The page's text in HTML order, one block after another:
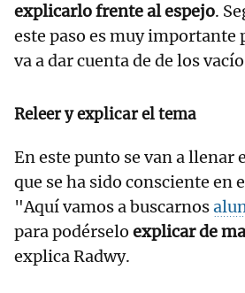
explicarlo frente al espejo.
este paso es muy importante
va a dar cuenta de de los
Releer y explicar el tema
En este punto se van a llenar
que se ha sido consciente en
"Aquí vamos a buscarnos
para podérselo explicar de
explica Radwy.